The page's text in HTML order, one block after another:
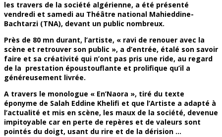
les travers de la société algérienne, a été présenté
vendredi et samedi au Théâtre national Mahieddine-
Bachtarzi (TNA), devant un public nombreux.
Près de 80 mn durant, l’artiste, « ravi de renouer avec la
scène et retrouver son public », a d’entrée, étalé son savoir
faire et sa créativité qui n’ont pas pris une ride, au regard
de la prestation époustouflante et prolifique qu’il a
généreusement livrée.
A travers le monologue « En’Naora », tiré du texte
éponyme de Salah Eddine Khelifi et que l’Artiste a adapté à
l’actualité et mis en scène, les maux de la société, devenue
impitoyable car en perte de repères et de valeurs sont
pointés du doigt, usant du rire et de la dérision …